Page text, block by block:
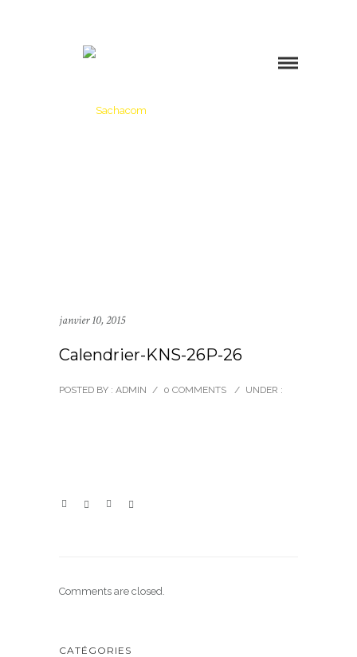
janvier 10, 2015
Calendrier-KNS-26P-26
POSTED BY : ADMIN / 0 COMMENTS / UNDER :
Comments are closed.
CATÉGORIES